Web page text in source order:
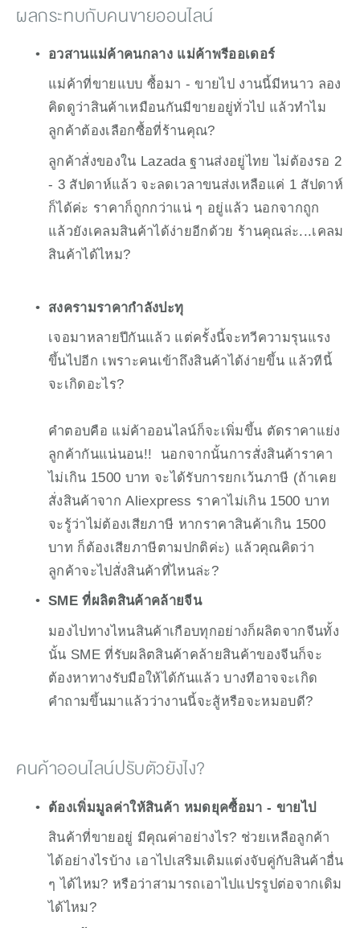
ผลกระทบกับคนขายออนไลน์
อวสานแม่ค้าคนกลาง แม่ค้าพรีออเดอร์
แม่ค้าที่ขายแบบ ซื้อมา - ขายไป งานนี้มีหนาว ลอง
คิดดูว่าสินค้าเหมือนกันมีขายอยู่ทั่วไป แล้วทำไม
ลูกค้าต้องเลือกซื้อที่ร้านคุณ?
ลูกค้าสั่งของใน Lazada ฐานส่งอยู่ไทย ไม่ต้องรอ 2
- 3 สัปดาห์แล้ว จะลดเวลาขนส่งเหลือแค่ 1 สัปดาห์
ก็ได้ค่ะ ราคาก็ถูกกว่าแน่ ๆ อยู่แล้ว นอกจากถูก
แล้วยังเคลมสินค้าได้ง่ายอีกด้วย ร้านคุณล่ะ...เคลม
สินค้าได้ไหม?
สงครามราคากำลังปะทุ
เจอมาหลายปีกันแล้ว แต่ครั้งนี้จะทวีความรุนแรง
ขึ้นไปอีก เพราะคนเข้าถึงสินค้าได้ง่ายขึ้น แล้วทีนี้
จะเกิดอะไร?
คำตอบคือ แม่ค้าออนไลน์ก็จะเพิ่มขึ้น ตัดราคาแย่ง
ลูกค้ากันแน่นอน!!  นอกจากนั้นการสั่งสินค้าราคา
ไม่เกิน 1500 บาท จะได้รับการยกเว้นภาษี (ถ้าเคย
สั่งสินค้าจาก Aliexpress ราคาไม่เกิน 1500 บาท
จะรู้ว่าไม่ต้องเสียภาษี หากราคาสินค้าเกิน 1500
บาท ก็ต้องเสียภาษีตามปกติค่ะ) แล้วคุณคิดว่า
ลูกค้าจะไปสั่งสินค้าที่ไหนล่ะ?
SME ที่ผลิตสินค้าคล้ายจีน
มองไปทางไหนสินค้าเกือบทุกอย่างก็ผลิตจากจีนทั้ง
นั้น SME ที่รับผลิตสินค้าคล้ายสินค้าของจีนก็จะ
ต้องหาทางรับมือให้ได้กันแล้ว บางทีอาจจะเกิด
คำถามขึ้นมาแล้วว่างานนี้จะสู้หรือจะหมอบดี?
คนค้าออนไลน์ปรับตัวยังไง?
ต้องเพิ่มมูลค่าให้สินค้า หมดยุคซื้อมา - ขายไป
สินค้าที่ขายอยู่ มีคุณค่าอย่างไร? ช่วยเหลือลูกค้า
ได้อย่างไรบ้าง เอาไปเสริมเติมแต่งจับคู่กับสินค้าอื่น
ๆ ได้ไหม? หรือว่าสามารถเอาไปแปรรูปต่อจากเดิม
ได้ไหม?